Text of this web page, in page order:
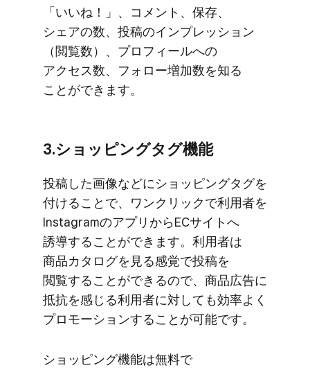
​「いいね！」、​コメント、​保存、​
シェアの​数、​投稿の​インプレッション​
（閲覧数）、​プロフィールへの​
アクセス数、​フォロー増加数を​知る​
ことができます。
3.ショッピングタグ機能
投稿した​画像などに​ショッピングタグを​
付ける​ことで、​ワンクリックで​利用者を​
Instagramの​アプリから​ECサイトへ​
誘導する​ことができます。​利用者は​
商品カタログを​見る​感覚で​投稿を​
閲覧する​ことができるので、​商品​広告に​
抵抗を​感じる​利用者に​対しても​効率よく​
プロモーションする​ことが​可能です。
ショッピング機能は​無料で​